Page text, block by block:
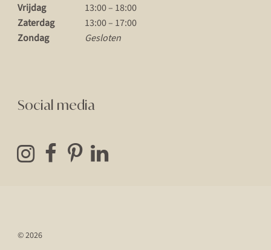
Vrijdag
13:00 – 18:00
Zaterdag
13:00 – 17:00
Zondag
Gesloten
Social media
© 2026